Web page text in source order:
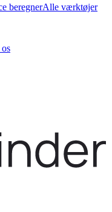
beregnerAlle værktøjer